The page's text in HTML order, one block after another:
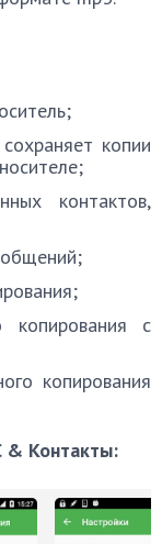
копии
контактов,
копирования с
копирования
& Контакты: